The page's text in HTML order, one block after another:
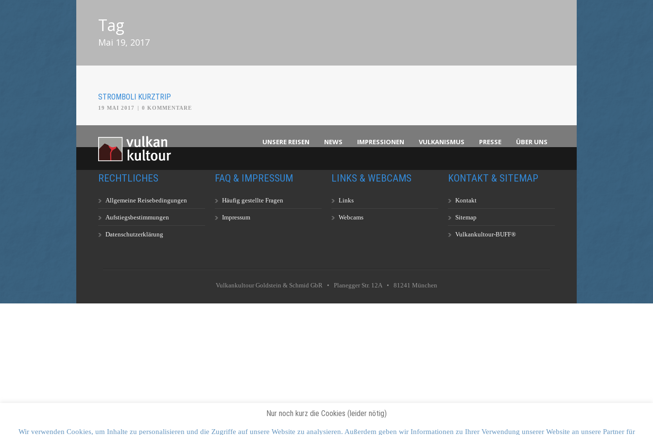
UNSERE REISEN NEWS IMPRESSIONEN VULKANISMUS PRESSE ÜBER UNS
Tag
Mai 19, 2017
STROMBOLI KURZTRIP
19 MAI 2017 | 0 KOMMENTARE
RECHTLICHES
Allgemeine Reisebedingungen
Aufstiegsbestimmungen
Datenschutzerklärung
FAQ & IMPRESSUM
Häufig gestellte Fragen
Impressum
LINKS & WEBCAMS
Links
Webcams
KONTAKT & SITEMAP
Kontakt
Sitemap
Vulkankultour-BUFF®
Vulkankultour Goldstein & Schmid GbR • Planegger Str. 12A • 81241 München
Nur noch kurz die Cookies (leider nötig)
Wir verwenden Cookies, um Inhalte zu personalisieren und die Zugriffe auf unsere Website zu analysieren. Außerdem geben wir Informationen zu Ihrer Verwendung unserer Website an unsere Partner für